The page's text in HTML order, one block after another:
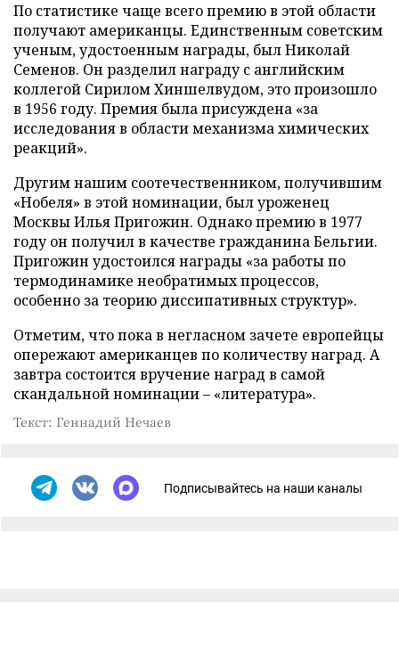
По статистике чаще всего премию в этой области
получают американцы. Единственным советским
ученым, удостоенным награды, был Николай
Семенов. Он разделил награду с английским
коллегой Сирилом Хиншелвудом, это произошло
в 1956 году. Премия была присуждена «за
исследования в области механизма химических
реакций».
Другим нашим соотечественником, получившим
«Нобеля» в этой номинации, был уроженец
Москвы Илья Пригожин. Однако премию в 1977
году он получил в качестве гражданина Бельгии.
Пригожин удостоился награды «за работы по
термодинамике необратимых процессов,
особенно за теорию диссипативных структур».
Отметим, что пока в негласном зачете европейцы
опережают американцев по количеству наград. А
завтра состоится вручение наград в самой
скандальной номинации – «литература».
Текст: Геннадий Нечаев
Подписывайтесь на наши каналы